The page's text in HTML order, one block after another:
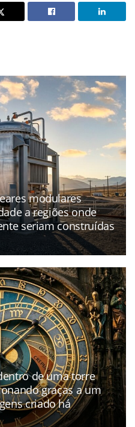
modulares
a regiões onde
seriam construídas
de uma torre
graças a um
criado há